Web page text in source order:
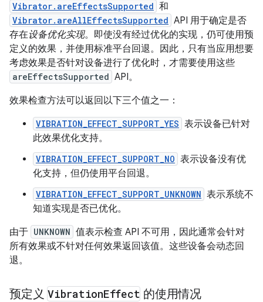
Vibrator.areEffectsSupported 和
Vibrator.areAllEffectsSupported API 用于确定是否
存在设备优化实现。即使没有经过优化的实现，仍可使用预
定义的效果，并使用标准平台回退。因此，只有当应用想要
考虑效果是否针对设备进行了优化时，才需要使用这些
areEffectsSupported API。
效果检查方法可以返回以下三个值之一：
VIBRATION_EFFECT_SUPPORT_YES 表示设备已针对
此效果优化支持。
VIBRATION_EFFECT_SUPPORT_NO 表示设备没有优
化支持，但仍使用平台回退。
VIBRATION_EFFECT_SUPPORT_UNKNOWN 表示系统不
知道实现是否已优化。
由于 UNKNOWN 值表示检查 API 不可用，因此通常会针对
所有效果或不针对任何效果返回该值。这些设备会动态回
退。
预定义 VibrationEffect 的使用情况